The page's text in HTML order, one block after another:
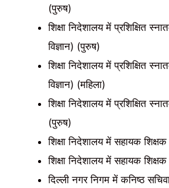
(पुरुष)
शिक्षा निदेशालय में प्रशिक्षित
विज्ञान) (पुरुष)
शिक्षा निदेशालय में प्रशिक्षित
विज्ञान) (महिला)
शिक्षा निदेशालय में प्रशिक्षित
(पुरुष)
शिक्षा निदेशालय में सहायक
शिक्षा निदेशालय में सहायक शिक्षक
दिल्ली नगर निगम में कनिष्ठ